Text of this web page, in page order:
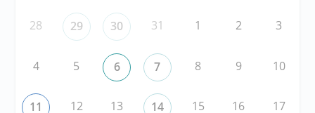
28 29 30 31 1 2 3
4 5 6 7 8 9 10
11 12 13 14 15 16 17